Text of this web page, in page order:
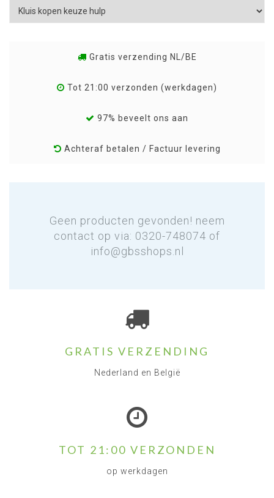
Gratis verzending NL/BE
Tot 21:00 verzonden (werkdagen)
97% beveelt ons aan
Achteraf betalen / Factuur levering
Geen producten gevonden! neem
contact op via: 0320-748074 of
info@gbsshops.nl
GRATIS VERZENDING
Nederland en België
TOT 21:00 VERZONDEN
op werkdagen